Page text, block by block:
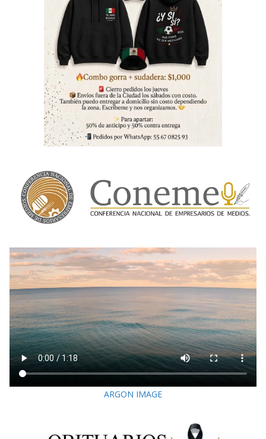
ARGON IMAGE